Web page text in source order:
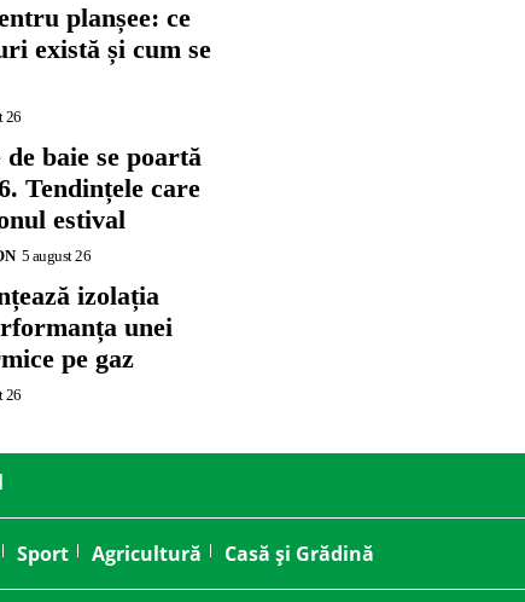
planșee: ce
există și cum se
26
de baie se poartă
Tendințele care
estival
5 august 26
izolația
unei
pe gaz
26
Sport Agricultură Casă și Grădină